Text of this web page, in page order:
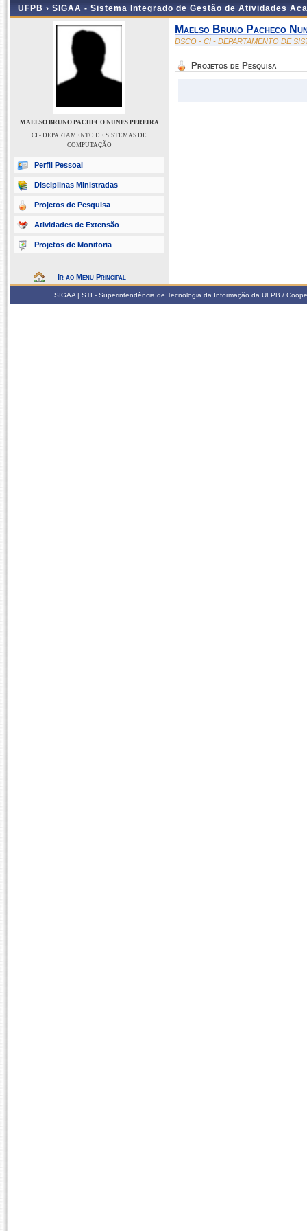
UFPB › SIGAA - Sistema Integrado de Gestão de Atividades
MAELSO BRUNO PACHECO NUNES PEREIRA
CI - DEPARTAMENTO DE SISTEMAS DE
COMPUTAÇÃO
Perfil Pessoal
Disciplinas Ministradas
Projetos de Pesquisa
Atividades de Extensão
Projetos de Monitoria
Ir ao Menu Principal
Maelso Bruno Pacheco
DSCO - CI - DEPARTAMENTO DE
Projetos de Pesquisa
SIGAA | STI - Superintendência de Tecnologia da Informação da UFPB /